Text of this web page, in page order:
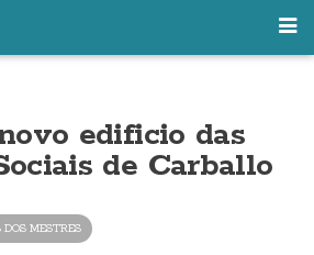
edificio das
de Carballo
DOS MESTRES